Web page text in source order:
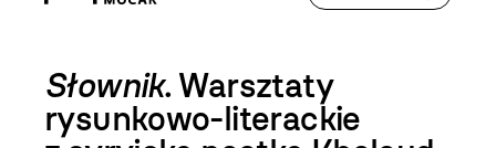
Słownik. Warsztaty
rysunkowo-literackie